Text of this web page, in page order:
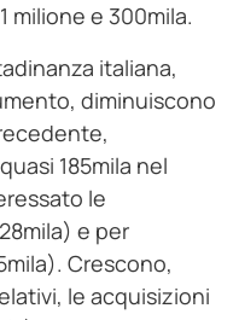
milione e 300mila.
italiana,
diminuiscono
185mila nel
le
e per
Crescono,
le acquisizioni